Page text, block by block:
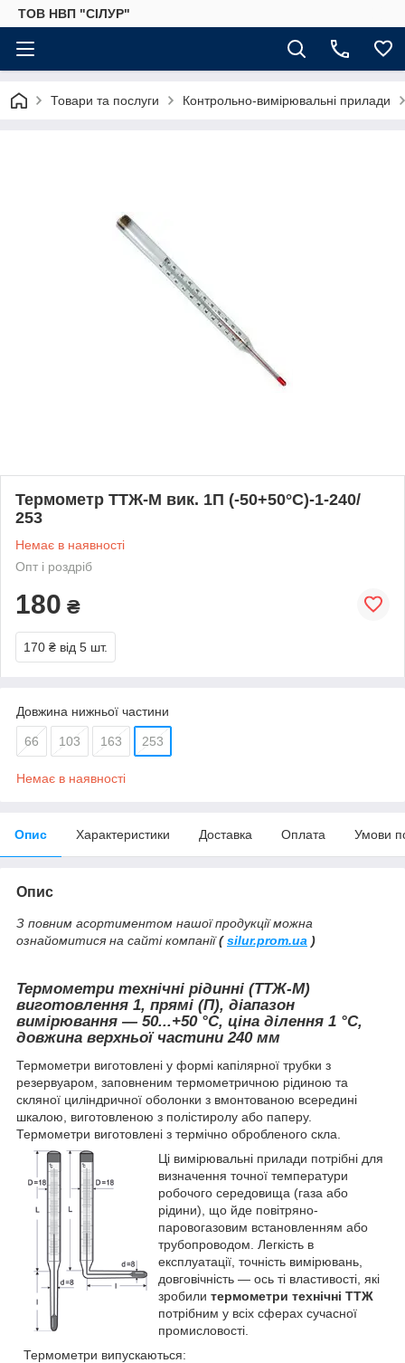
ТОВ НВП "СІЛУР"
Товари та послуги Контрольно-вимірювальні прилади
Термометр ТТЖ-М вик. 1П (-50+50°С)-1-240/
253
Немає в наявності
Опт і роздріб
180 ₴
170 ₴ від 5 шт.
Довжина нижньої частини
66 103 163 253
Немає в наявності
Опис Характеристики Доставка Оплата Умови
Опис
З повним асортиментом нашої продукції можна
ознайомитися на сайті компанії(silur.prom.ua )
Термометри технічні рідинні (ТТЖ-М)
виготовлення 1, прямі (П), діапазон
вимірювання — 50...+50 °С, ціна ділення 1 °С,
довжина верхньої частини 240 мм
Термометри виготовлені у формі капілярної трубки з
резервуаром, заповненим термометричною рідиною та
скляної циліндричної оболонки з вмонтованою всередині
шкалою, виготовленою з полістиролу або паперу.
Термометри виготовлені з термічно обробленого скла.
Ці вимірювальні прилади потрібні для
визначення точної температури
робочого середовища (газа або
рідини), що йде повітряно-
паровогазовим встановленням або
трубопроводом. Легкість в
експлуатації, точність вимірювань,
довговічність — ось ті властивості, які
зробили термометри технічні ТТЖ
потрібним у всіх сферах сучасної
промисловості.
Термометри випускаються: